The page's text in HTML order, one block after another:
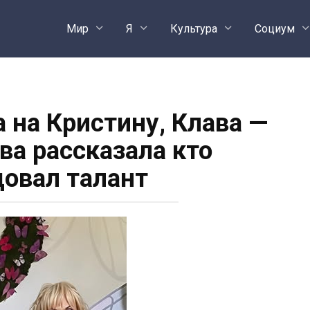
Мир Я Культура Социум
Кристину, Клава —
рассказала кто
талант